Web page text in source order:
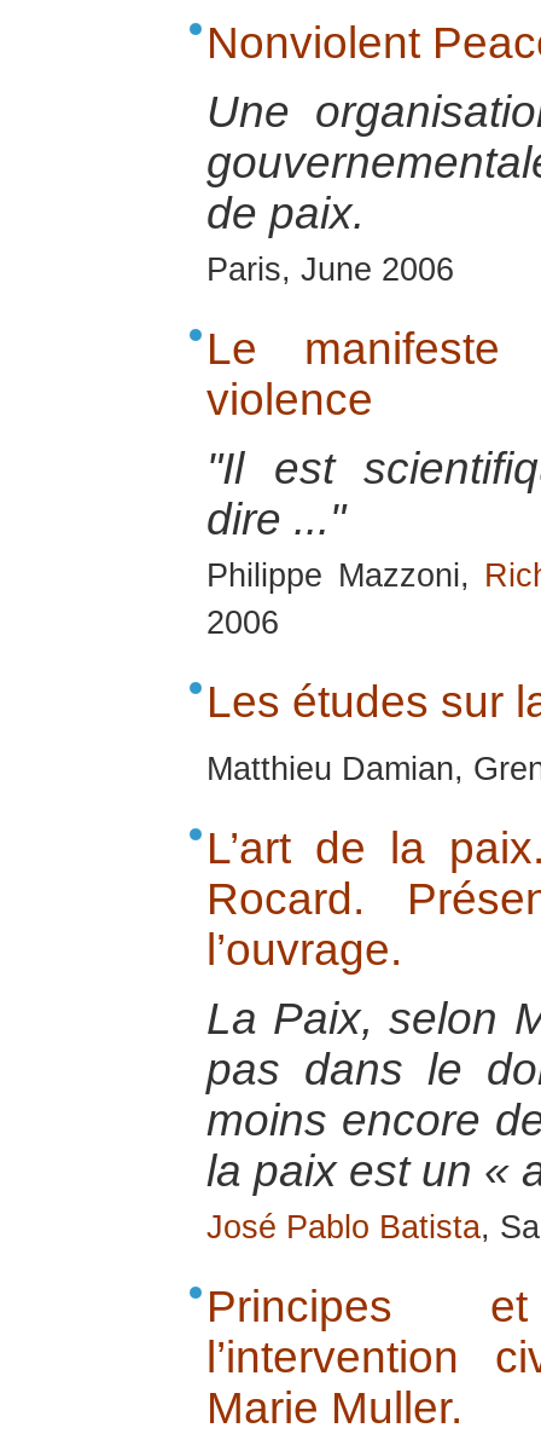
Nonviolent
Une
de paix.
Paris, June 2006
Le
violence
"Il est
dire ..."
Philippe Mazzoni,
2006
Les études sur
Matthieu Damian,
L’art de la
Rocard.
l’ouvrage.
La Paix, selon
pas dans le
moins encore
la paix est un «
José Pablo Batista,
Principes
l’intervention
Marie Muller.